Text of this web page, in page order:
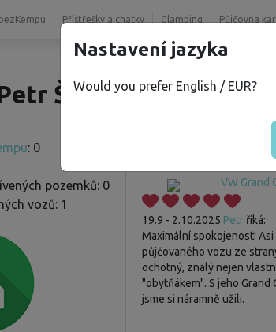
Přístřešky a chatky Glamping Půjčovna
Š.
: 0
pozemků: 0
vozů: 1
Host nemá
Hodnocení
VW Grand
19.9 - 2.10.2025 Petr říká:
Maximální spokojenost!
půjčovaného vozu ze
ochotný, znalý nejen
"obytňákem". S jeho
jsme si náramně užili.
Nastavení jazyka
Would you prefer English / EUR?